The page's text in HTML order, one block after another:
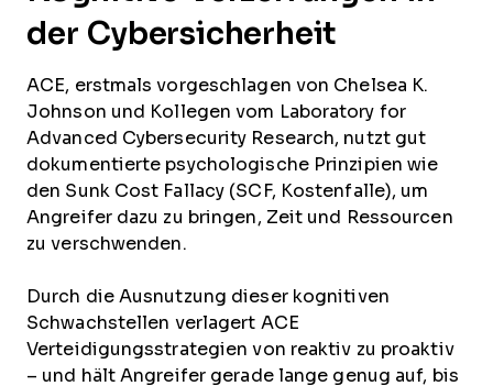
der Cybersicherheit
ACE, erstmals vorgeschlagen von Chelsea K.
Johnson und Kollegen vom Laboratory for
Advanced Cybersecurity Research, nutzt gut
dokumentierte psychologische Prinzipien wie
den Sunk Cost Fallacy (SCF, Kostenfalle), um
Angreifer dazu zu bringen, Zeit und Ressourcen
zu verschwenden.
Durch die Ausnutzung dieser kognitiven
Schwachstellen verlagert ACE
Verteidigungsstrategien von reaktiv zu proaktiv
– und hält Angreifer gerade lange genug auf, bis